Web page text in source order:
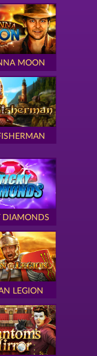
MOON
DIAMONDS
LEGION